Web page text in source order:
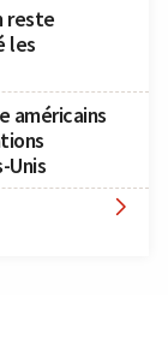
reste
les
américains
Unis
